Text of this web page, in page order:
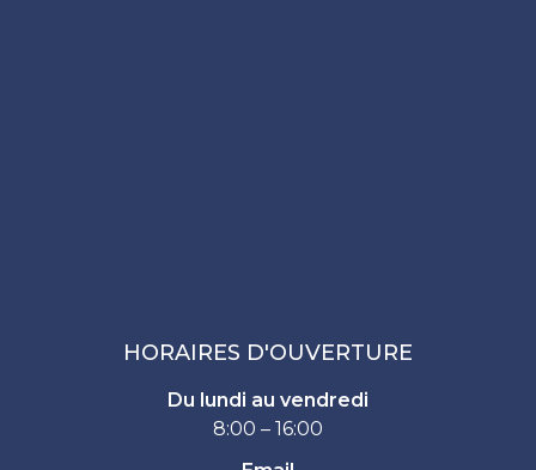
HORAIRES D'OUVERTURE
Du lundi au vendredi
8:00 – 16:00